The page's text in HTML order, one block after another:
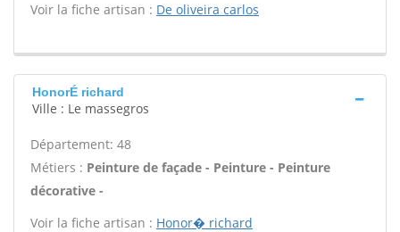
Voir la fiche artisan : De oliveira carlos
HonorÉ richard
Ville : Le massegros
Département: 48
Métiers : Peinture de façade - Peinture - Peinture
décorative -
Voir la fiche artisan : Honor� richard